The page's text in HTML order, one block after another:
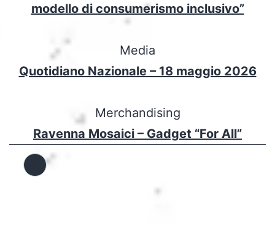
modello di consumerismo inclusivo”
Media
Quotidiano Nazionale – 18 maggio 2026
Merchandising
Ravenna Mosaici – Gadget “For All”
Descrizione